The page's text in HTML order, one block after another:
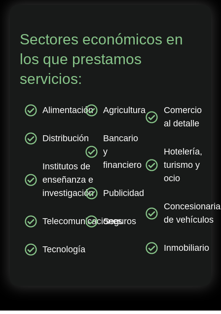
Sectores económicos en
los que prestamos
servicios:
Alimentación
Distribución
Institutos de
enseñanza e
investigación
Telecomunicaciones
Tecnología
Agricultura
Bancario
y
financiero
Publicidad
Seguros
Comercio
al detalle
Hotelería,
turismo y
ocio
de vehículos
Inmobiliario